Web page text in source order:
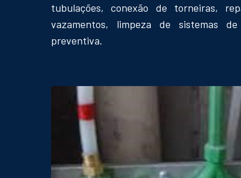
tubulações, conexão de torneiras,
vazamentos, limpeza de sistemas
preventiva.